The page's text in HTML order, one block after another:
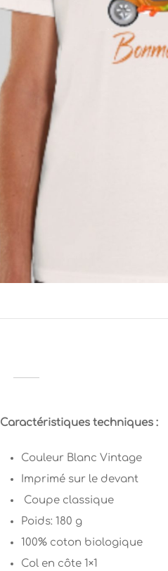
Caractéristiques techniques :
Couleur Blanc Vintage
Imprimé sur le devant
Coupe classique
Poids: 180 g
100% coton biologique
Col en côte 1×1